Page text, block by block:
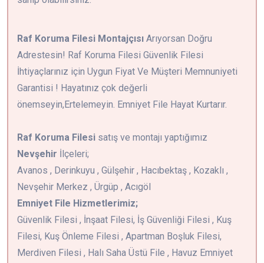
Raf Koruma Filesi Montajçısı Arıyorsan Doğru
Adrestesin! Raf Koruma Filesi Güvenlik Filesi
İhtiyaçlarınız için Uygun Fiyat Ve Müşteri Memnuniyeti
Garantisi ! Hayatınız çok değerli
önemseyin,Ertelemeyin. Emniyet File Hayat Kurtarır.
Raf Koruma Filesi satış ve montajı yaptığımız
Nevşehir İlçeleri;
Avanos , Derinkuyu , Gülşehir , Hacıbektaş , Kozaklı ,
Nevşehir Merkez , Ürgüp , Acıgöl
Emniyet File Hizmetlerimiz;
Güvenlik Filesi , İnşaat Filesi, İş Güvenliği Filesi , Kuş
Filesi, Kuş Önleme Filesi , Apartman Boşluk Filesi,
Merdiven Filesi , Halı Saha Üstü File , Havuz Emniyet